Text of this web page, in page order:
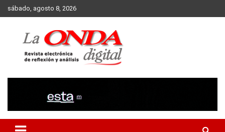
Skip
to
sábado, agosto 8, 2026